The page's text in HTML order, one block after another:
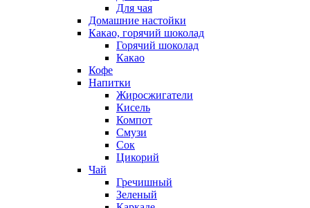
Для чая
Домашние настойки
Какао, горячий шоколад
Горячий шоколад
Какао
Кофе
Напитки
Жиросжигатели
Кисель
Компот
Смузи
Сок
Цикорий
Чай
Гречишный
Зеленый